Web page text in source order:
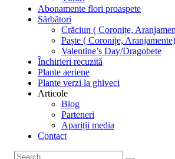
Abonamente flori proaspete
Sărbători
Crăciun ( Coronițe,
Paște ( Coronițe, Aranjamente)
Valentine’s Day/Dragobete
Închirieri recuzită
Plante aeriene
Plante verzi la ghiveci
Articole
Blog
Parteneri
Apariții media
Contact